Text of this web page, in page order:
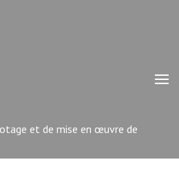
et de mise en œuvre de